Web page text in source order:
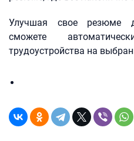
Улучшая свое резюме
сможете
трудоустройства на